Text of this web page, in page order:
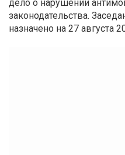
дело о нарушении
законодательства.
назначено на 27 августа